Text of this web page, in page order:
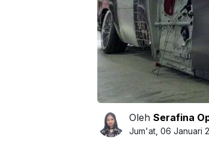
OlehSerafina
Jum'at, 06 Januari